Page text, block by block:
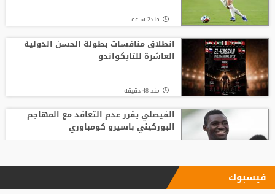
منذ2 ساعة
انطلاق منافسات بطولة الحسن الدولية
العاشرة للتايكواندو
منذ 48 دقيقة
الفيصلي يقرر عدم التعاقد مع المهاجم
البوركيني باسيرو كومباوري
"اليويفا" يؤكد دفع مستحقات نهاية الخدمة
فيسبوك